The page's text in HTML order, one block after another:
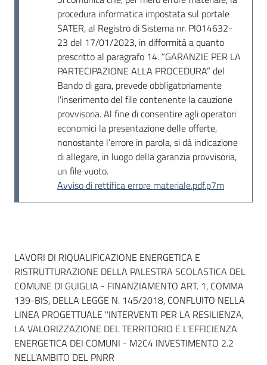
procedura informatica impostata sul portale
SATER, al Registro di Sistema nr. PI014632-
23 del 17/01/2023, in difformità a quanto
prescritto al paragrafo 14. “GARANZIE PER LA
PARTECIPAZIONE ALLA PROCEDURA” del
Bando di gara, prevede obbligatoriamente
l'inserimento del file contenente la cauzione
provvisoria. Al fine di consentire agli operatori
economici la presentazione delle offerte,
nonostante l’errore in parola, si dà indicazione
di allegare, in luogo della garanzia provvisoria,
un file vuoto.
Avviso di rettifica errore materiale.pdf.p7m
Dati del bando
LAVORI DI RIQUALIFICAZIONE ENERGETICA E
RISTRUTTURAZIONE DELLA PALESTRA SCOLASTICA DEL
COMUNE DI GUIGLIA - FINANZIAMENTO ART. 1, COMMA
139-BIS, DELLA LEGGE N. 145/2018, CONFLUITO NELLA
LINEA PROGETTUALE "INTERVENTI PER LA RESILIENZA,
LA VALORIZZAZIONE DEL TERRITORIO E L'EFFICIENZA
ENERGETICA DEI COMUNI - M2C4 INVESTIMENTO 2.2
NELL’AMBITO DEL PNRR